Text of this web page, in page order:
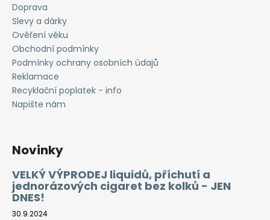
u
j
e
m
e
LIQUID
LIQUA
10ML-
6MG
(AMERICKÝ
MÍCHANÝ
TABÁK)
198
Kč
Doprava
Slevy a dárky
Ověření věku
Obchodní podmínky
Podmínky ochrany osobních údajů
Reklamace
Recyklační poplatek - info
Napište nám
Novinky
VELKÝ VÝPRODEJ liquidů, příchutí a
jednorázových cigaret bez kolků - JEN
DNES!
30.9.2024